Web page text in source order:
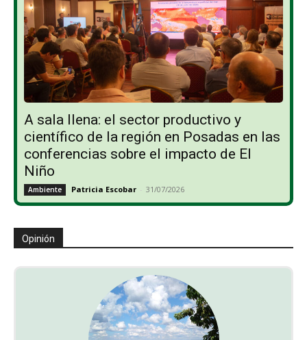
A sala llena: el sector productivo y
científico de la región en Posadas en las
conferencias sobre el impacto de El
Niño
Ambiente Patricia Escobar - 31/07/2026
Opinión